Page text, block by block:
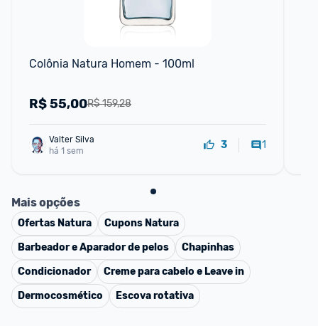
Colônia Natura Homem - 100ml
R$ 159,28
R$55,00
Valter Silva
há 1 sem
3 1
Mais opções
Ofertas Natura Cupons Natura
Barbeador e Aparador de pelos
Chapinhas
Condicionador
Creme para cabelo e Leave in
Dermocosmético
Escova rotativa